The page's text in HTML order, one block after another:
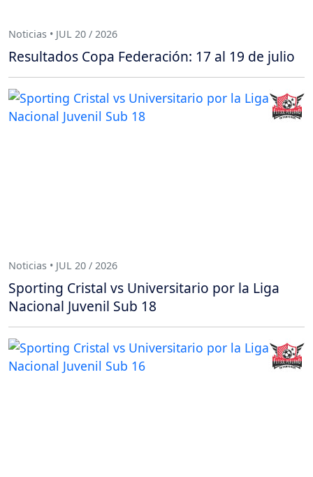
Noticias • JUL 20 / 2026
Resultados Copa Federación: 17 al 19 de julio
Noticias • JUL 20 / 2026
Sporting Cristal vs Universitario por la Liga
Nacional Juvenil Sub 18